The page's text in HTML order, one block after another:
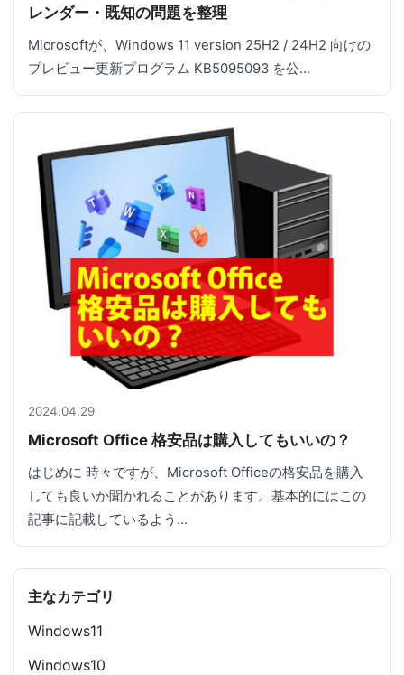
レンダー・既知の問題を整理
Microsoftが、Windows 11 version 25H2 / 24H2 向けの
プレビュー更新プログラム KB5095093 を公…
2024.04.29
Microsoft Office 格安品は購入してもいいの？
はじめに 時々ですが、Microsoft Officeの格安品を購入
しても良いか聞かれることがあります。基本的にはこの
記事に記載しているよう…
主なカテゴリ
Windows11
Windows10